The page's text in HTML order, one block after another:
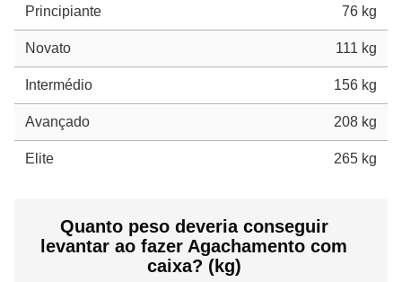
Principiante 76 kg
Novato 111 kg
Intermédio 156 kg
Avançado 208 kg
Elite 265 kg
Quanto peso deveria conseguir
levantar ao fazer Agachamento com
caixa? (kg)